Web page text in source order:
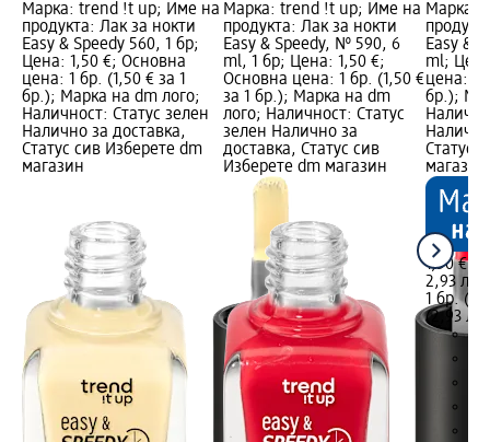
Марка: trend !t up; Име на
продукта: Лак за нокти
Easy & Speedy 560, 1 бр;
Цена: 1,50 €; Основна
цена: 1 бр. (1,50 € за 1
бр.); Марка на dm лого;
Наличност: Статус зелен
Налично за доставка,
Статус сив Изберете dm
магазин
Марка: trend !t up; Име на
продукта: Лак за нокти
Easy & Speedy, № 590, 6
ml, 1 бр; Цена: 1,50 €;
Основна цена: 1 бр. (1,50 €
за 1 бр.); Марка на dm
лого; Наличност: Статус
зелен Налично за
доставка, Статус сив
Изберете dm магазин
Марка:
Easy &
ml;
цена: 1
бр.);
Статус
магазин
1,50 €
2,93 лв.
1 бр.
(2,93